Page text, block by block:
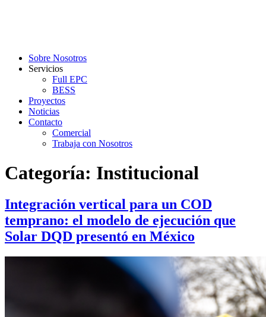
Sobre Nosotros
Servicios
Full EPC
BESS
Proyectos
Noticias
Contacto
Comercial
Trabaja con Nosotros
Categoría: Institucional
Integración vertical para un COD
temprano: el modelo de ejecución que
Solar DQD presentó en México